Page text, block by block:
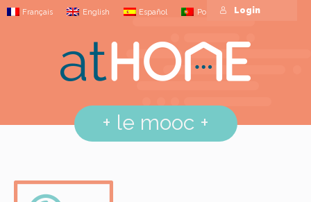
Français English Español Português
+ le mooc +
Login